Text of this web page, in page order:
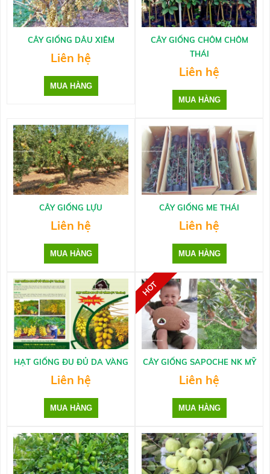
CÂY GIỐNG DÂU XIÊM
Liên hệ
CÂY GIỐNG CHÔM CHÔM
THÁI
Liên hệ
CÂY GIỐNG LỰU
Liên hệ
CÂY GIỐNG ME THÁI
Liên hệ
HẠT GIỐNG ĐU ĐỦ DA VÀNG
Liên hệ
CÂY GIỐNG SAPOCHE NK MỸ
Liên hệ